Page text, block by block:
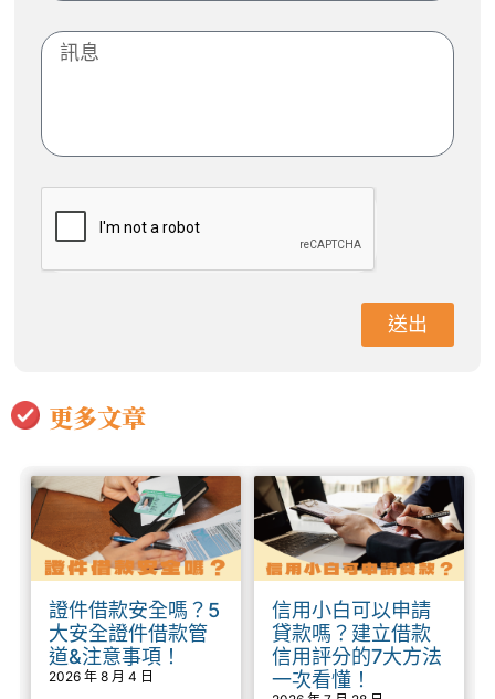
送出
更多文章
證件借款安全嗎？5
大安全證件借款管
道&注意事項！
2026 年 8 月 4 日
信用小白可以申請
貸款嗎？建立借款
信用評分的7大方法
一次看懂！